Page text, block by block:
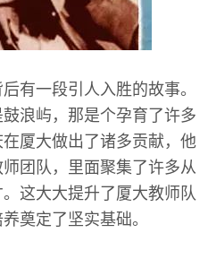
有一段引人入胜的故事。
浪屿，那是个孕育了许多
厦大做出了诸多贡献，他
团队，里面聚集了许多从
这大大提升了厦大教师队
奠定了坚实基础。